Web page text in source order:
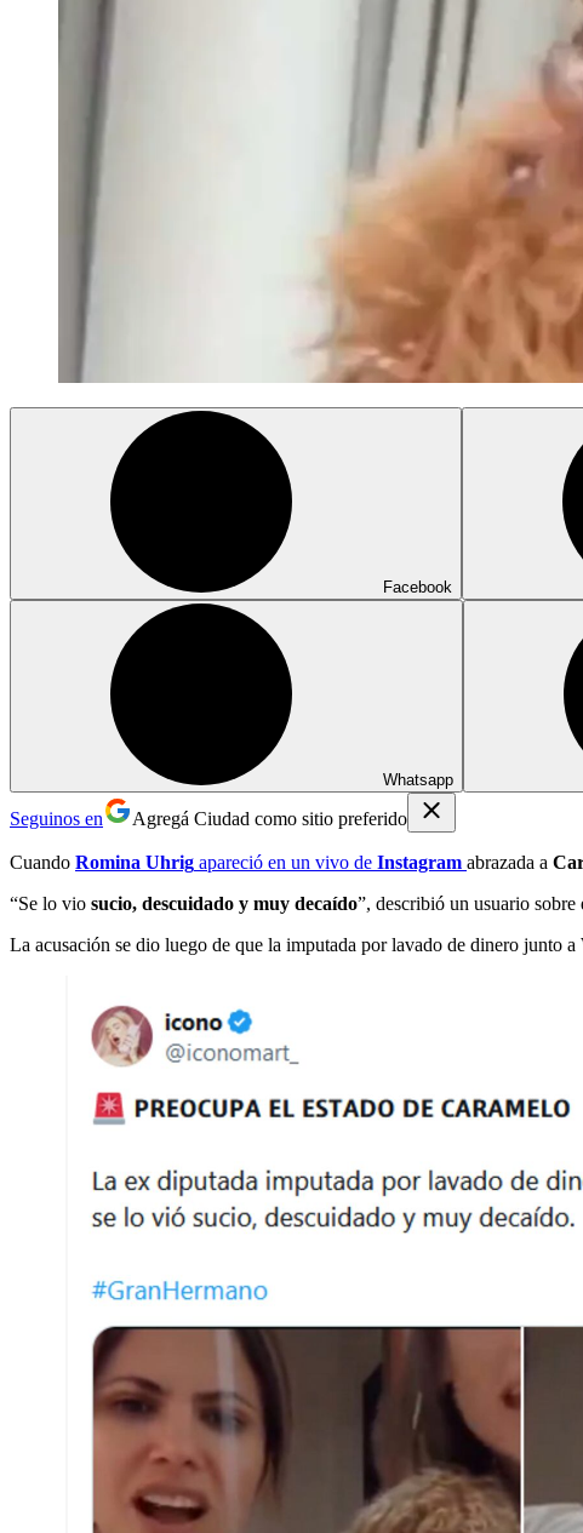
Facebook
Whatsapp
Seguinos en Agregá Ciudad como sitio preferido
Cuando Romina Uhrig apareció en un vivo de Instagram abrazada a
“Se lo vio sucio, descuidado y muy decaído”, describió un usuario sobre
La acusación se dio luego de que la imputada por lavado de dinero junto a